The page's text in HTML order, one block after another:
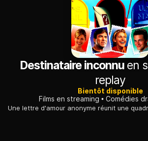
Destinataire inconnu en
replay
Bientôt disponible
Films en streaming
Comédies